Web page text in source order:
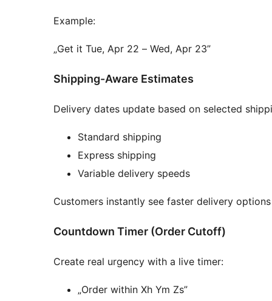
Example:
„Get it Tue, Apr 22 – Wed, Apr 23”
Shipping-Aware Estimates
Delivery dates update based on selected
Standard shipping
Express shipping
Variable delivery speeds
Customers instantly see faster delivery
Countdown Timer (Order Cutoff)
Create real urgency with a live timer:
„Order within Xh Ym Zs”